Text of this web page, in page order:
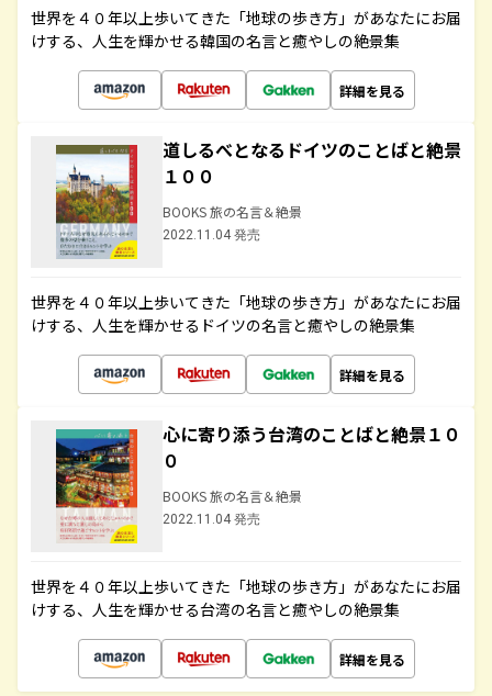
世界を４０年以上歩いてきた「地球の歩き方」があなたにお届
けする、人生を輝かせる韓国の名言と癒やしの絶景集
詳細を見る
道しるべとなるドイツのことばと絶景
１００
BOOKS 旅の名言＆絶景
2022.11.04 発売
世界を４０年以上歩いてきた「地球の歩き方」があなたにお届
けする、人生を輝かせるドイツの名言と癒やしの絶景集
詳細を見る
心に寄り添う台湾のことばと絶景１０
０
BOOKS 旅の名言＆絶景
2022.11.04 発売
世界を４０年以上歩いてきた「地球の歩き方」があなたにお届
けする、人生を輝かせる台湾の名言と癒やしの絶景集
詳細を見る